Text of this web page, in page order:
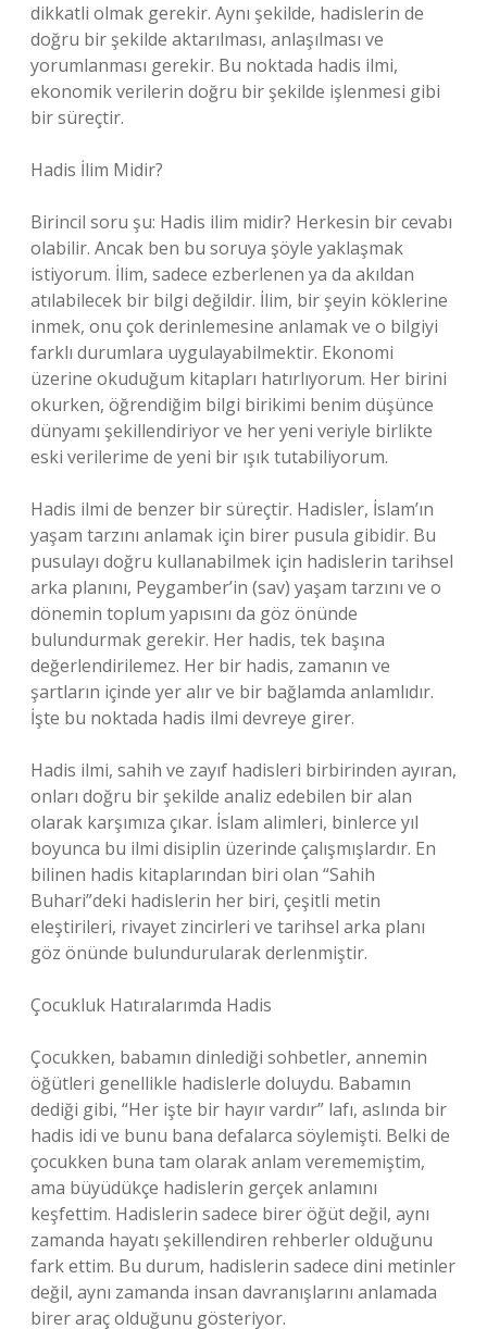
dikkatli olmak gerekir. Aynı şekilde, hadislerin de
doğru bir şekilde aktarılması, anlaşılması ve
yorumlanması gerekir. Bu noktada hadis ilmi,
ekonomik verilerin doğru bir şekilde işlenmesi gibi
bir süreçtir.
Hadis İlim Midir?
Birincil soru şu: Hadis ilim midir? Herkesin bir cevabı
olabilir. Ancak ben bu soruya şöyle yaklaşmak
istiyorum. İlim, sadece ezberlenen ya da akıldan
atılabilecek bir bilgi değildir. İlim, bir şeyin köklerine
inmek, onu çok derinlemesine anlamak ve o bilgiyi
farklı durumlara uygulayabilmektir. Ekonomi
üzerine okuduğum kitapları hatırlıyorum. Her birini
okurken, öğrendiğim bilgi birikimi benim düşünce
dünyamı şekillendiriyor ve her yeni veriyle birlikte
eski verilerime de yeni bir ışık tutabiliyorum.
Hadis ilmi de benzer bir süreçtir. Hadisler, İslam’ın
yaşam tarzını anlamak için birer pusula gibidir. Bu
pusulayı doğru kullanabilmek için hadislerin tarihsel
arka planını, Peygamber’in (sav) yaşam tarzını ve o
dönemin toplum yapısını da göz önünde
bulundurmak gerekir. Her hadis, tek başına
değerlendirilemez. Her bir hadis, zamanın ve
şartların içinde yer alır ve bir bağlamda anlamlıdır.
İşte bu noktada hadis ilmi devreye girer.
Hadis ilmi, sahih ve zayıf hadisleri birbirinden ayıran,
onları doğru bir şekilde analiz edebilen bir alan
olarak karşımıza çıkar. İslam alimleri, binlerce yıl
boyunca bu ilmi disiplin üzerinde çalışmışlardır. En
bilinen hadis kitaplarından biri olan “Sahih
Buhari”deki hadislerin her biri, çeşitli metin
eleştirileri, rivayet zincirleri ve tarihsel arka planı
göz önünde bulundurularak derlenmiştir.
Çocukluk Hatıralarımda Hadis
Çocukken, babamın dinlediği sohbetler, annemin
öğütleri genellikle hadislerle doluydu. Babamın
dediği gibi, “Her işte bir hayır vardır” lafı, aslında bir
hadis idi ve bunu bana defalarca söylemişti. Belki de
çocukken buna tam olarak anlam verememiştim,
ama büyüdükçe hadislerin gerçek anlamını
keşfettim. Hadislerin sadece birer öğüt değil, aynı
zamanda hayatı şekillendiren rehberler olduğunu
fark ettim. Bu durum, hadislerin sadece dini metinler
değil, aynı zamanda insan davranışlarını anlamada
birer araç olduğunu gösteriyor.